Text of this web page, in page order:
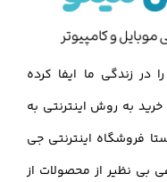
در زندگی ما ایفا کرده
به روش اینترنتی به
فروشگاه اینترنتی جی
بی نظیر از محصولات از